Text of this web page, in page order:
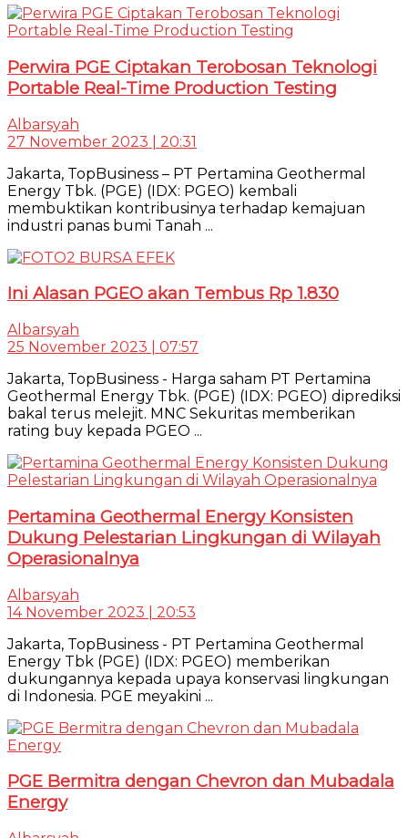
Perwira PGE Ciptakan Terobosan Teknologi
Portable Real-Time Production Testing
Albarsyah
27 November 2023 | 20:31
Jakarta, TopBusiness – PT Pertamina Geothermal
Energy Tbk. (PGE) (IDX: PGEO) kembali
membuktikan kontribusinya terhadap kemajuan
industri panas bumi Tanah ...
Ini Alasan PGEO akan Tembus Rp 1.830
Albarsyah
25 November 2023 | 07:57
Jakarta, TopBusiness - Harga saham PT Pertamina
Geothermal Energy Tbk. (PGE) (IDX: PGEO) diprediksi
bakal terus melejit. MNC Sekuritas memberikan
rating buy kepada PGEO ...
Pertamina Geothermal Energy Konsisten
Dukung Pelestarian Lingkungan di Wilayah
Operasionalnya
Albarsyah
14 November 2023 | 20:53
Jakarta, TopBusiness - PT Pertamina Geothermal
Energy Tbk (PGE) (IDX: PGEO) memberikan
dukungannya kepada upaya konservasi lingkungan
di Indonesia. PGE meyakini ...
PGE Bermitra dengan Chevron dan Mubadala
Energy